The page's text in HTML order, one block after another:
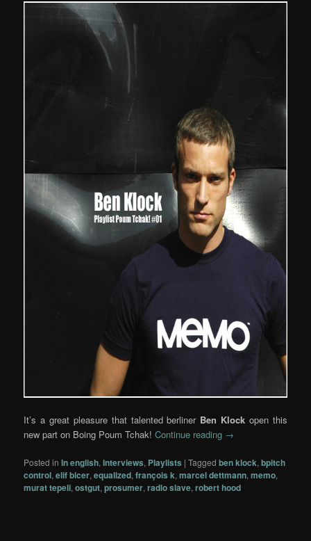
It’s a great pleasure that talented berliner Ben Klock open this
new part on Boing Poum Tchak!Continue reading →
Posted in In english,Interviews, Playlists |Tagged ben klock,bpitch
control,elif bicer,equalized,françois k,marcel dettmann,memo,
murat tepeli,ostgut,prosumer,radio slave,robert hood